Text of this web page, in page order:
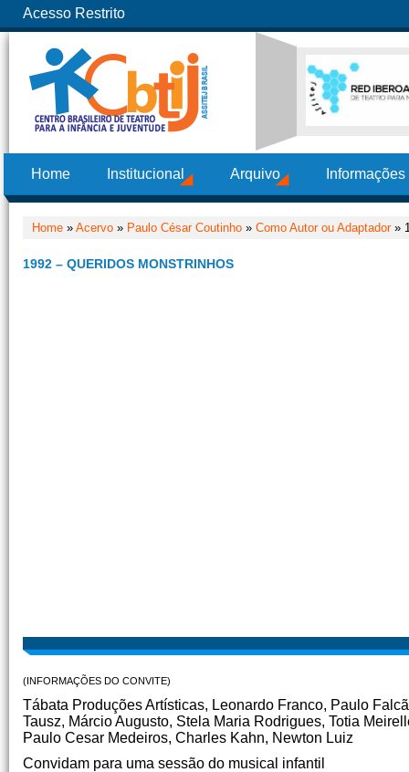
Acesso Restrito
Home Institucional Arquivo
Home » Acervo » Paulo César Coutinho » Como Autor ou Adaptador»
1992 – QUERIDOS MONSTRINHOS
(INFORMAÇÕES DO CONVITE)
Tábata Produções Artísticas, Leonardo Franco, Paulo
Tausz, Márcio Augusto, Stela Maria Rodrigues, Totia
Paulo Cesar Medeiros, Charles Kahn, Newton Luiz
Convidam para uma sessão do musical infantil